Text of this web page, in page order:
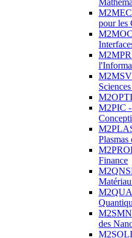
pour les
M2MSV
M2PIC
Plasmas
Finance
des